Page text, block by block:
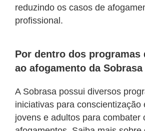
reduzindo os casos de
profissional.
Por dentro dos programas
ao afogamento da Sobrasa
A Sobrasa possui diversos
iniciativas para conscientização
jovens e adultos para combater